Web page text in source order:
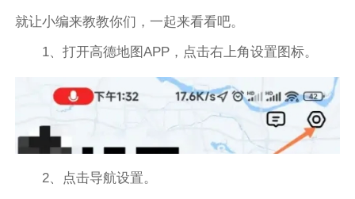
就让小编来教教你们，一起来看看吧。
1、打开高德地图APP，点击右上角设置图标。
2、点击导航设置。